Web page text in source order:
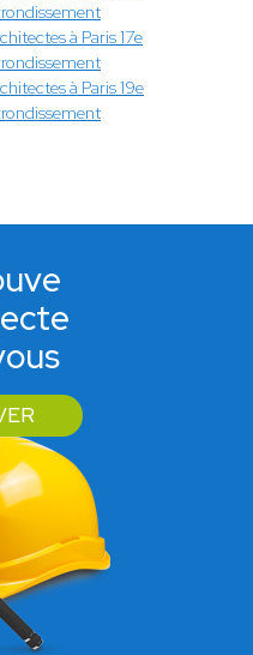
à Paris 17e
à Paris 19e